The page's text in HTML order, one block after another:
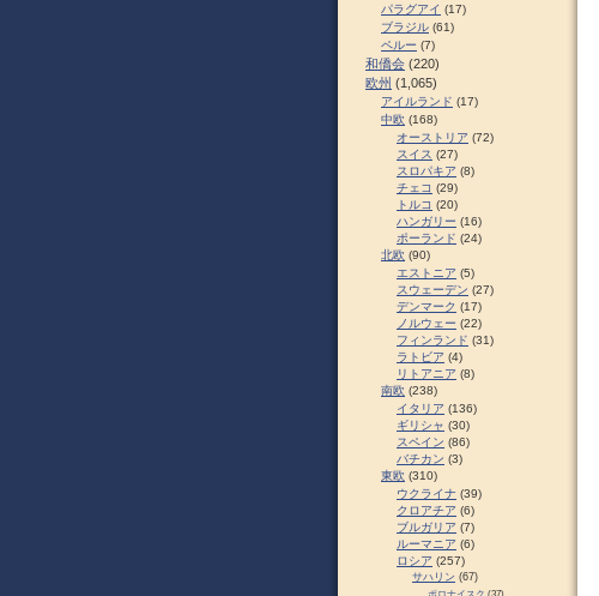
パラグアイ (17)
ブラジル (61)
ペルー (7)
和僑会 (220)
欧州 (1,065)
アイルランド (17)
中欧 (168)
オーストリア (72)
スイス (27)
スロパキア (8)
チェコ (29)
トルコ (20)
ハンガリー (16)
ポーランド (24)
北欧 (90)
エストニア (5)
スウェーデン (27)
デンマーク (17)
ノルウェー (22)
フィンランド (31)
ラトビア (4)
リトアニア (8)
南欧 (238)
イタリア (136)
ギリシャ (30)
スペイン (86)
バチカン (3)
東欧 (310)
ウクライナ (39)
クロアチア (6)
ブルガリア (7)
ルーマニア (6)
ロシア (257)
サハリン (67)
ポロナイスク (37)